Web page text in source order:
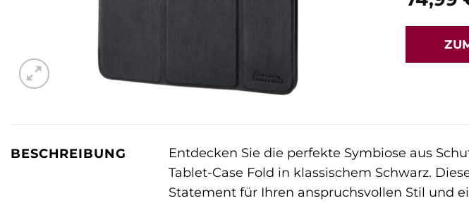
BESCHREIBUNG Entdecken Sie die perfekte Symbiose aus
Tablet-Case Fold in klassischem Schwarz.
Statement für Ihren anspruchsvollen Stil und